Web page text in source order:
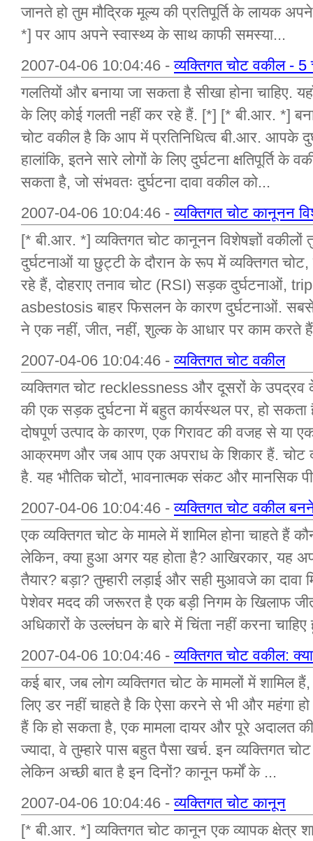
जानते हो तुम मौद्रिक मूल्य की प्रतिपूर्ति के लायक
*] पर आप अपने स्वास्थ्य के साथ काफी समस्या...
2007-04-06 10:04:46 -व्यक्तिगत चोट वकील -
गलतियों और बनाया जा सकता है सीखा होना
के लिए कोई गलती नहीं कर रहे हैं. [*] [* बी.आर. *]
चोट वकील है कि आप में प्रतिनिधित्व बी.आर. आपके
हालांकि, इतने सारे लोगों के लिए दुर्घटना क्षतिपूर्ति के
सकता है, जो संभवतः दुर्घटना दावा वकील को...
2007-04-06 10:04:46 -व्यक्तिगत चोट कानूनन
[* बी.आर. *] व्यक्तिगत चोट कानूनन विशेषज्ञों
दुर्घटनाओं या छुट्टी के दौरान के रूप में व्यक्तिगत
रहे हैं, दोहराए तनाव चोट (RSI) सड़क दुर्घटनाओं,
asbestosis बाहर फिसलन के कारण दुर्घटनाओं. सबसे
ने एक नहीं, जीत, नहीं, शुल्क के आधार पर काम करते
2007-04-06 10:04:46 -व्यक्तिगत चोट वकील
व्यक्तिगत चोट recklessness और दूसरों के उपद्रव
की एक सड़क दुर्घटना में बहुत कार्यस्थल पर, हो सकता
दोषपूर्ण उत्पाद के कारण, एक गिरावट की वजह से या
आक्रमण और जब आप एक अपराध के शिकार हैं. चोट
है. यह भौतिक चोटों, भावनात्मक संकट और मानसिक
2007-04-06 10:04:46 -व्यक्तिगत चोट वकील
एक व्यक्तिगत चोट के मामले में शामिल होना चाहते हैं
लेकिन, क्या हुआ अगर यह होता है? आखिरकार, यह
तैयार? बड़ा? तुम्हारी लड़ाई और सही मुआवजे का दावा
पेशेवर मदद की जरूरत है एक बड़ी निगम के खिलाफ
अधिकारों के उल्लंघन के बारे में चिंता नहीं करना
2007-04-06 10:04:46 -व्यक्तिगत चोट वकील:
कई बार, जब लोग व्यक्तिगत चोट के मामलों में शामिल
लिए डर नहीं चाहते है कि ऐसा करने से भी और महंगा
हैं कि हो सकता है, एक मामला दायर और पूरे अदालत
ज्यादा, वे तुम्हारे पास बहुत पैसा खर्च. इन व्यक्तिगत
लेकिन अच्छी बात है इन दिनों? कानून फर्मों के ...
2007-04-06 10:04:46 -व्यक्तिगत चोट कानून
[* बी.आर. *] व्यक्तिगत चोट कानून एक व्यापक क्षेत्र